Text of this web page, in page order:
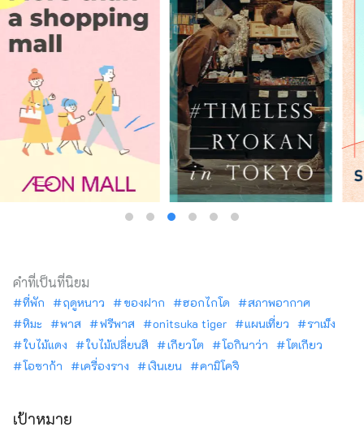
คำที่เป็นที่นิยม
ที่พัก ฤดูหนาว ของฝาก ฮอกไกโด
สภาพอากาศ
หิมะ
พาส ฟรีพาส onitsuka tiger แผนเที่ยว
ราเม็ง
ใบไม้แดง
ใบไม้เปลี่ยนสี เกียวโต โอกินาว่า
โตเกียว
โอซาก้า
เครื่องราง เงินเยน คามิโคจิ
เป้าหมาย